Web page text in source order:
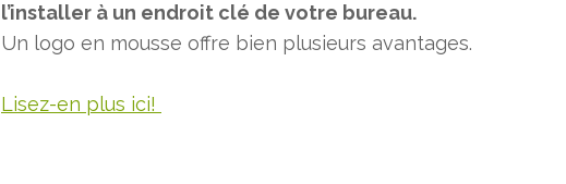
l’installer à un endroit clé de votre bureau.
Un logo en mousse offre bien plusieurs avantages.
Lisez-en plus ici!